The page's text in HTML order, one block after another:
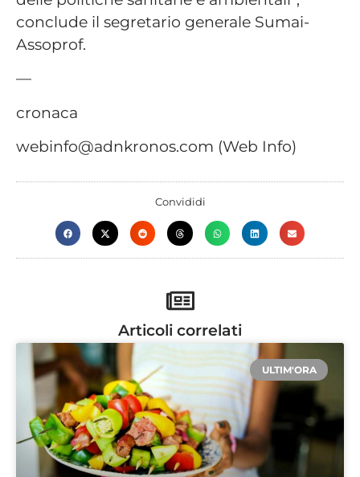
conclude il segretario generale Sumai-
Assoprof.
—
cronaca
webinfo@adnkronos.com (Web Info)
Convididi
Articoli correlati
ULTIM'ORA